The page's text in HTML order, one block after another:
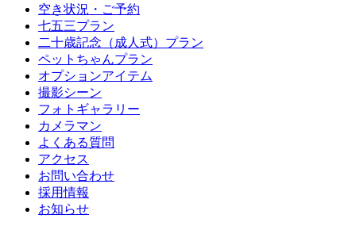
空き状況・ご予約
七五三プラン
二十歳記念（成人式）プラン
ペットちゃんプラン
オプションアイテム
撮影シーン
フォトギャラリー
カメラマン
よくある質問
アクセス
お問い合わせ
採用情報
お知らせ